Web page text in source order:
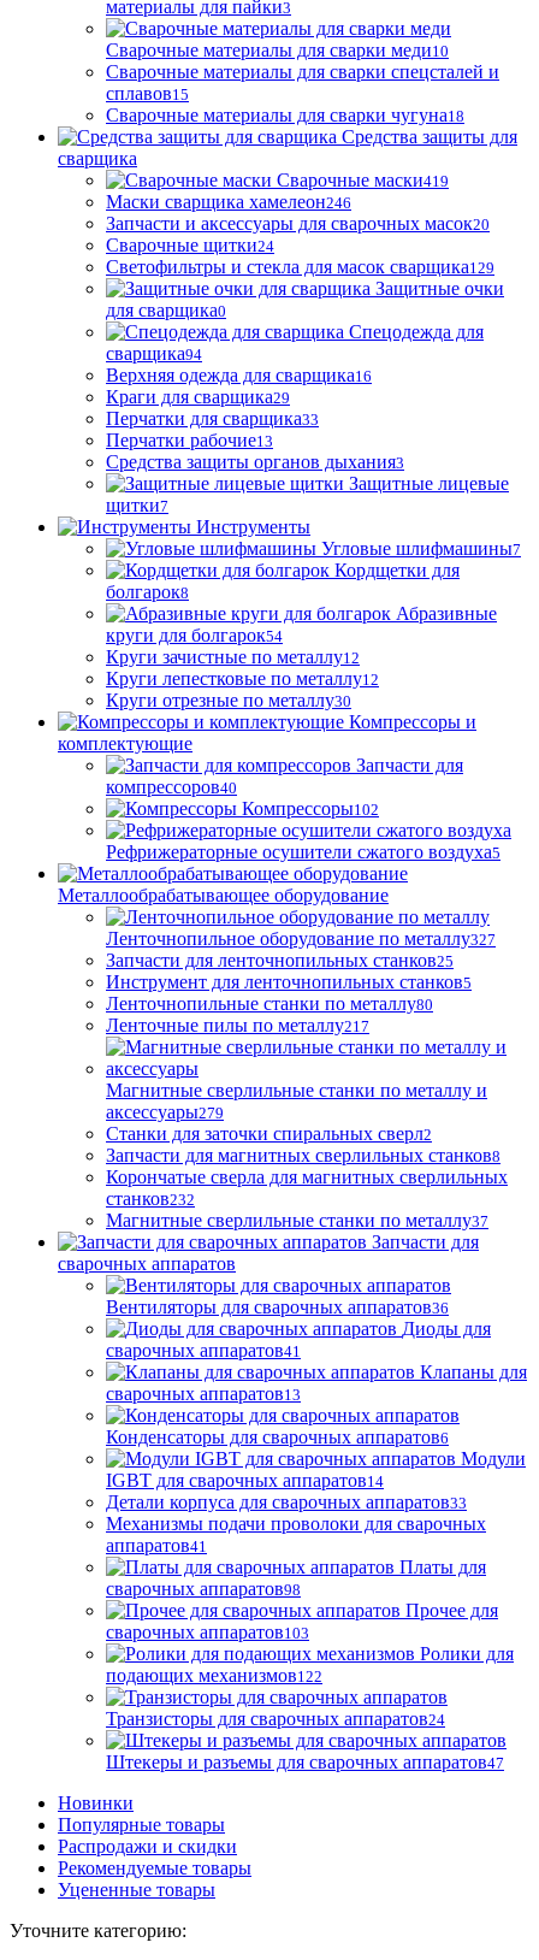
материалы для пайки3
Сварочные материалы для сварки меди10
Сварочные материалы для сварки спецсталей и
сплавов15
Сварочные материалы для сварки чугуна18
Средства защиты для
сварщика
Сварочные маски419
Маски сварщика хамелеон246
Запчасти и аксессуары для сварочных масок20
Сварочные щитки24
Светофильтры и стекла для масок сварщика129
Защитные очки
для сварщика0
Спецодежда для
сварщика94
Верхняя одежда для сварщика16
Краги для сварщика29
Перчатки для сварщика33
Перчатки рабочие13
Средства защиты органов дыхания3
Защитные лицевые
щитки7
Инструменты
Угловые шлифмашины7
Кордщетки для
болгарок8
Абразивные
круги для болгарок54
Круги зачистные по металлу12
Круги лепестковые по металлу12
Круги отрезные по металлу30
Компрессоры и
комплектующие
Запчасти для
компрессоров40
Компрессоры102
Рефрижераторные осушители сжатого воздуха5
Металлообрабатывающее оборудование
Ленточнопильное оборудование по металлу327
Запчасти для ленточнопильных станков25
Инструмент для ленточнопильных станков5
Ленточнопильные станки по металлу80
Ленточные пилы по металлу217
Магнитные сверлильные станки по металлу и
аксессуары279
Станки для заточки спиральных сверл2
Запчасти для магнитных сверлильных станков8
Корончатые сверла для магнитных сверлильных
станков232
Магнитные сверлильные станки по металлу37
Запчасти для
сварочных аппаратов
Вентиляторы для сварочных аппаратов36
Диоды для
сварочных аппаратов41
Клапаны для
сварочных аппаратов13
Конденсаторы для сварочных аппаратов6
Модули
IGBT для сварочных аппаратов14
Детали корпуса для сварочных аппаратов33
Механизмы подачи проволоки для сварочных
аппаратов41
Платы для
сварочных аппаратов98
Прочее для
сварочных аппаратов103
Ролики для
подающих механизмов122
Транзисторы для сварочных аппаратов24
Штекеры и разъемы для сварочных аппаратов47
Новинки
Популярные товары
Распродажи и скидки
Рекомендуемые товары
Уцененные товары
Уточните категорию: